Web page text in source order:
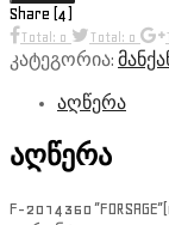
Share (4)
Total: 0 Total: 0
კატეგორია:
აღწერა
აღწერა
F-2014360